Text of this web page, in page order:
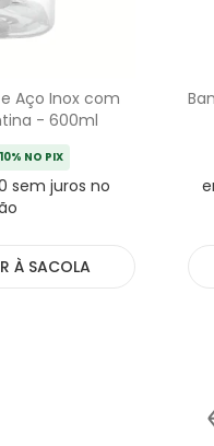
Aço Inox com
- 600ml
10% NO PIX
sem juros no
À SACOLA